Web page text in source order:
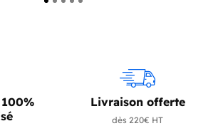
Livraison offerte
dès 220€ HT